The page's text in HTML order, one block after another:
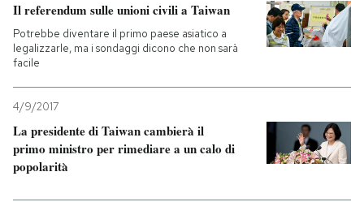
Il referendum sulle unioni civili a Taiwan
Potrebbe diventare il primo paese asiatico a
legalizzarle, ma i sondaggi dicono che non sarà
facile
4/9/2017
La presidente di Taiwan cambierà il
primo ministro per rimediare a un calo di
popolarità